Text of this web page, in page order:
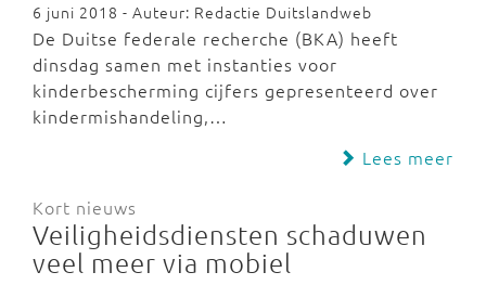
6 juni 2018 - Auteur: Redactie Duitslandweb
De Duitse federale recherche (BKA) heeft
dinsdag samen met instanties voor
kinderbescherming cijfers gepresenteerd over
kindermishandeling,…
Lees meer
Kort nieuws
Veiligheidsdiensten schaduwen
veel meer via mobiel